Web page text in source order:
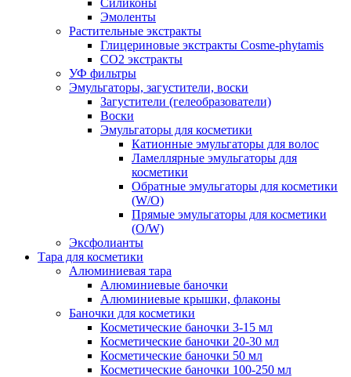
Силиконы
Эмоленты
Растительные экстракты
Глицериновые экстракты Cosme-phytamis
СО2 экстракты
УФ фильтры
Эмульгаторы, загустители, воски
Загустители (гелеобразователи)
Воски
Эмульгаторы для косметики
Катионные эмульгаторы для волос
Ламеллярные эмульгаторы для
косметики
Обратные эмульгаторы для косметики
(W/O)
Прямые эмульгаторы для косметики
(O/W)
Эксфолианты
Тара для косметики
Алюминиевая тара
Алюминиевые баночки
Алюминиевые крышки, флаконы
Баночки для косметики
Косметические баночки 3-15 мл
Косметические баночки 20-30 мл
Косметические баночки 50 мл
Косметические баночки 100-250 мл